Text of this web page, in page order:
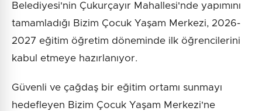
Belediyesi'nin Çukurçayır Mahallesi'nde yapımını
tamamladığı Bizim Çocuk Yaşam Merkezi, 2026-
2027 eğitim öğretim döneminde ilk öğrencilerini
kabul etmeye hazırlanıyor.
Güvenli ve çağdaş bir eğitim ortamı sunmayı
hedefleyen Bizim Çocuk Yaşam Merkezi'ne